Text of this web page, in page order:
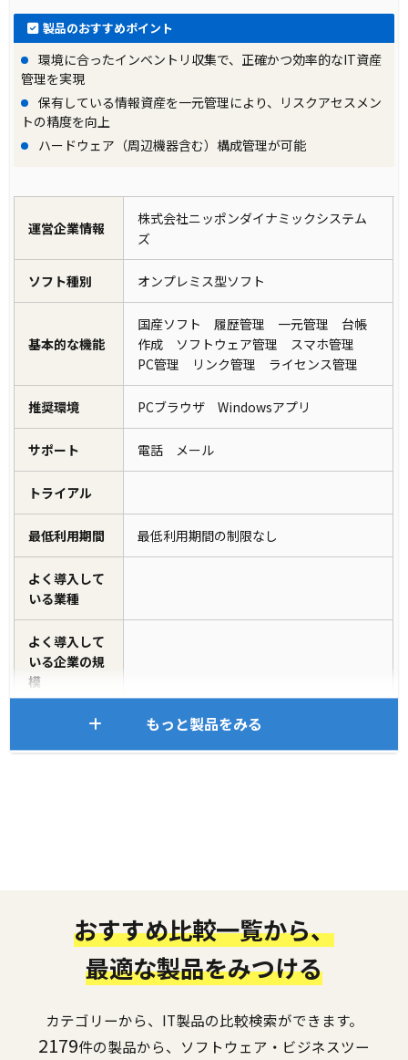
製品のおすすめポイント
環境に合ったインベントリ収集で、正確かつ効率的なIT資産
管理を実現
保有している情報資産を一元管理により、リスクアセスメン
トの精度を向上
ハードウェア（周辺機器含む）構成管理が可能
運営企業情報
株式会社ニッポンダイナミックシステム
ズ
ソフト種別 オンプレミス型ソフト
基本的な機能
国産ソフト 履歴管理 一元管理 台帳
作成 ソフトウェア管理 スマホ管理
PC管理 リンク管理 ライセンス管理
推奨環境 PCブラウザ Windowsアプリ
サポート 電話 メール
トライアル
最低利用期間 最低利用期間の制限なし
よく導入して
いる業種
よく導入して
いる企業の規
模
もっと製品をみる
おすすめ比較一覧から、
最適な製品をみつける
カテゴリーから、IT製品の比較検索ができます。
2179件の製品から、ソフトウェア・ビジネスツー